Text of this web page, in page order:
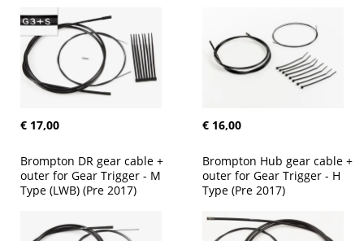
€ 17,00 € 16,00
Brompton DR gear cable +
outer for Gear Trigger - M
Type (LWB) (Pre 2017)
Brompton Hub gear cable +
outer for Gear Trigger - H
Type (Pre 2017)